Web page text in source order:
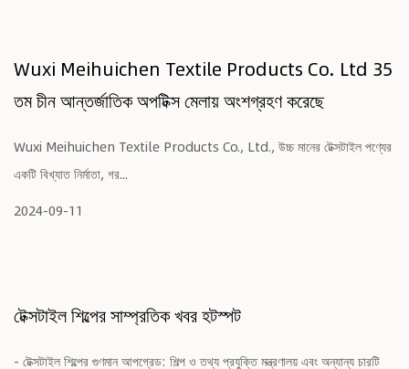
Wuxi Meihuichen Textile Products Co. Ltd 35
তম চীন আন্তর্জাতিক অপটিক্স মেলায় অংশগ্রহণ করেছে
Wuxi Meihuichen Textile Products Co., Ltd., উচ্চ মানের টেক্সটাইল পণ্যের
একটি বিখ্যাত নির্মাতা, গর...
2024-09-11
টেক্সটাইল শিল্পের সাম্প্রতিক খবর হটস্পট
- টেক্সটাইল শিল্পের গুণমান আপগ্রেড: শিল্প ও তথ্য প্রযুক্তি মন্ত্রণালয় এবং অন্যান্য চারটি